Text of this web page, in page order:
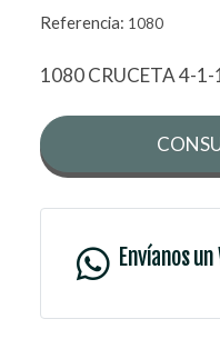
Referencia: 1080
1080 CRUCETA 4-
Envíanos